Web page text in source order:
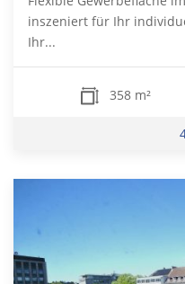
inszeniert für Ihr
Ihr...
358 m²